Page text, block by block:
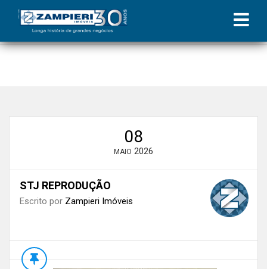
Início»Blog»STJ define novas regras para aluguel por temporada
em condomínios residenciais; confira
08
MAIO 2026
STJ REPRODUÇÃO
Escrito por Zampieri Imóveis